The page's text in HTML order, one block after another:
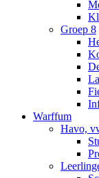
Groep 8
Warffum
Havo,